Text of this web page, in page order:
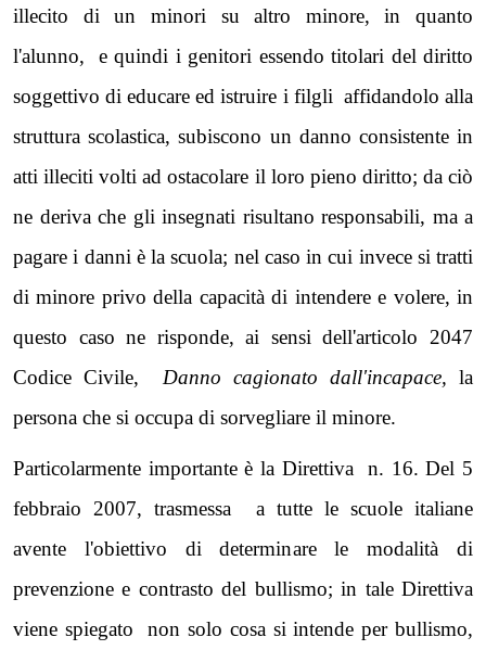
illecito di un minori su altro minore, in quanto
l'alunno, e quindi i genitori essendo titolari del diritto
soggettivo di educare ed istruire i filgli affidandolo alla
struttura scolastica, subiscono un danno consistente in
atti illeciti volti ad ostacolare il loro pieno diritto; da ciò
ne deriva che gli insegnati risultano responsabili, ma a
pagare i danni è la scuola; nel caso in cui invece si tratti
di minore privo della capacità di intendere e volere, in
questo caso ne risponde, ai sensi dell'articolo 2047
Codice Civile,
Danno cagionato dall'incapace, la
persona che si occupa di sorvegliare il minore.
Particolarmente importante è la Direttivan. 16. Del 5
febbraio 2007, trasmessa a tutte le scuole italiane
avente l'obiettivo di determinare le modalità di
prevenzione e contrasto del bullismo; in tale Direttiva
viene spiegato non solo cosa si intende per bullismo,